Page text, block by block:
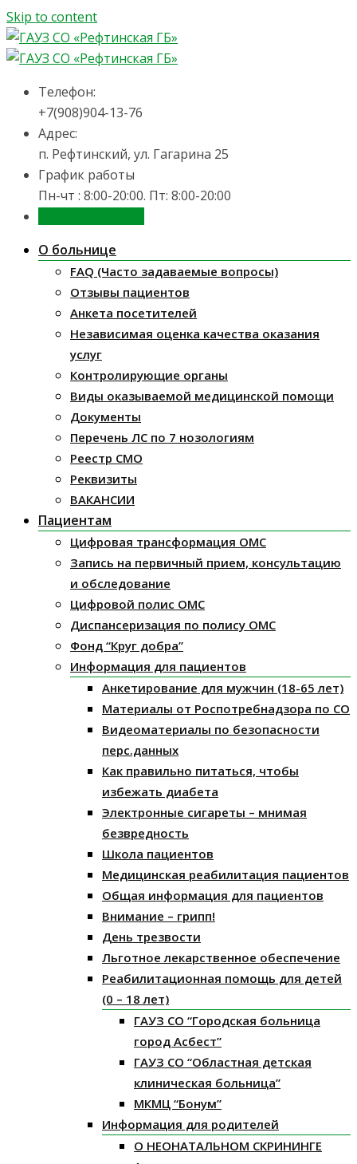
Skip to content
Телефон:
+7(908)904-13-76
Адрес:
п. Рефтинский, ул. Гагарина 25
График работы
Пн-чт : 8:00-20:00. Пт: 8:00-20:00
О больнице
FAQ (Часто задаваемые вопросы)
Отзывы пациентов
Анкета посетителей
Независимая оценка качества оказания
услуг
Контролирующие органы
Виды оказываемой медицинской помощи
Документы
Перечень ЛС по 7 нозологиям
Реестр СМО
Реквизиты
ВАКАНСИИ
Пациентам
Цифровая трансформация ОМС
Запись на первичный прием, консультацию
и обследование
Цифровой полис ОМС
Диспансеризация по полису ОМС
Фонд “Круг добра”
Информация для пациентов
Анкетирование для мужчин (18-65 лет)
Материалы от Роспотребнадзора по СО
Видеоматериалы по безопасности
перс.данных
Как правильно питаться, чтобы
избежать диабета
Электронные сигареты – мнимая
безвредность
Школа пациентов
Медицинская реабилитация пациентов
Общая информация для пациентов
Внимание – грипп!
День трезвости
Льготное лекарственное обеспечение
Реабилитационная помощь для детей
(0 – 18 лет)
ГАУЗ СО “Городская больница
город Асбест”
ГАУЗ СО “Областная детская
клиническая больница”
МКМЦ “Бонум”
Информация для родителей
О НЕОНАТАЛЬНОМ СКРИНИНГЕ